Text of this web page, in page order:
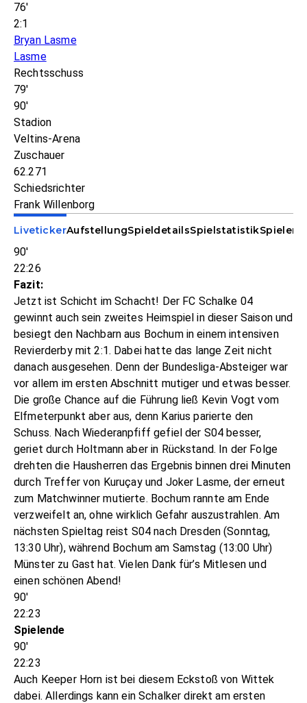
76'
2:1
Bryan Lasme
Lasme
Rechtsschuss
79'
90'
Stadion
Veltins-Arena
Zuschauer
62.271
Schiedsrichter
Frank Willenborg
LivetickerAufstellungSpieldetailsSpielstatistikSpieler-
90'
22:26
Fazit:
Jetzt ist Schicht im Schacht! Der FC Schalke 04
gewinnt auch sein zweites Heimspiel in dieser Saison und
besiegt den Nachbarn aus Bochum in einem intensiven
Revierderby mit 2:1. Dabei hatte das lange Zeit nicht
danach ausgesehen. Denn der Bundesliga-Absteiger war
vor allem im ersten Abschnitt mutiger und etwas besser.
Die große Chance auf die Führung ließ Kevin Vogt vom
Elfmeterpunkt aber aus, denn Karius parierte den
Schuss. Nach Wiederanpfiff gefiel der S04 besser,
geriet durch Holtmann aber in Rückstand. In der Folge
drehten die Hausherren das Ergebnis binnen drei Minuten
durch Treffer von Kuruçay und Joker Lasme, der erneut
zum Matchwinner mutierte. Bochum rannte am Ende
verzweifelt an, ohne wirklich Gefahr auszustrahlen. Am
nächsten Spieltag reist S04 nach Dresden (Sonntag,
13:30 Uhr), während Bochum am Samstag (13:00 Uhr)
Münster zu Gast hat. Vielen Dank für’s Mitlesen und
einen schönen Abend!
90'
22:23
Spielende
90'
22:23
Auch Keeper Horn ist bei diesem Eckstoß von Wittek
dabei. Allerdings kann ein Schalker direkt am ersten